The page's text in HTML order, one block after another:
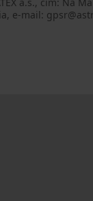
e-mail: